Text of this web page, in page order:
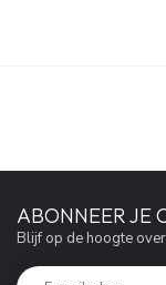
ABONNEER JE
Blijf op de hoogte